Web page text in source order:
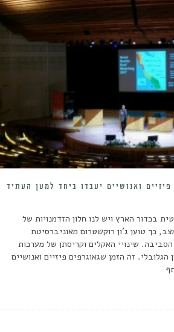
ואנושיים יעבדו ביחד למען העתיד
בכדור הארץ ויש לנו חלון הזדמנויות של
כך טוען ג'ון רוקשטרום מאוניברסיטת
שינויי האקלים וקריסתן של מערכות
הגלובלי. זה הזמן שגאוגרפים פיזיים ואנושיים